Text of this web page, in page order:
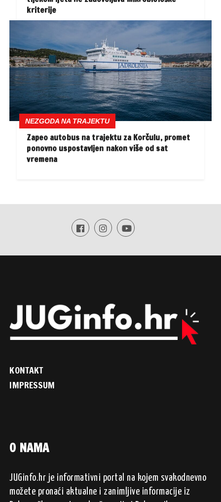
kriterije
NEZGODA NA TRAJEKTU
Zapeo autobus na trajektu za Korčulu, promet
ponovno uspostavljen nakon više od sat
vremena
KONTAKT
IMPRESSUM
O NAMA
JUGinfo.hr je informativni portal na kojem svakodnevno
možete pronaći aktualne i zanimljive informacije iz